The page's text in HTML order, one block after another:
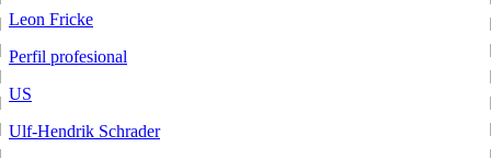
Leon Fricke
Perfil profesional
US
Ulf-Hendrik Schrader